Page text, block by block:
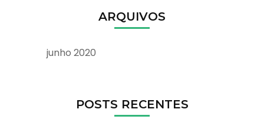
ARQUIVOS
junho 2020
POSTS RECENTES